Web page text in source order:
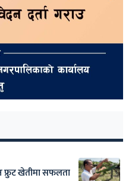
फ्रुट खेतीमा सफलता